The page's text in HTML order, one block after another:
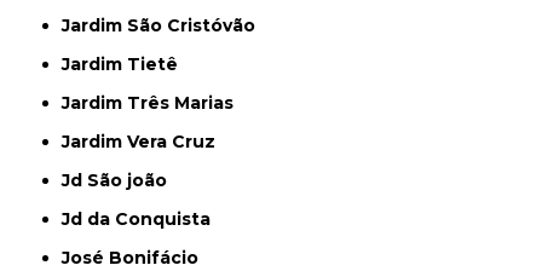
Jardim São Cristóvão
Jardim Tietê
Jardim Três Marias
Jardim Vera Cruz
Jd São joão
Jd da Conquista
José Bonifácio